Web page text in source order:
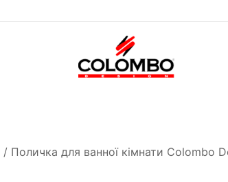
/ Поличка для ванної кімнати Colombo